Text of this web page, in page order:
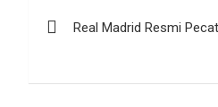
Real Madrid Resmi